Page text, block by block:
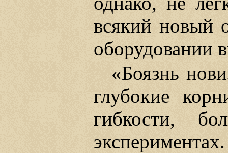
всякий новый
оборудовании
«Боязнь
глубокие
гибкости,